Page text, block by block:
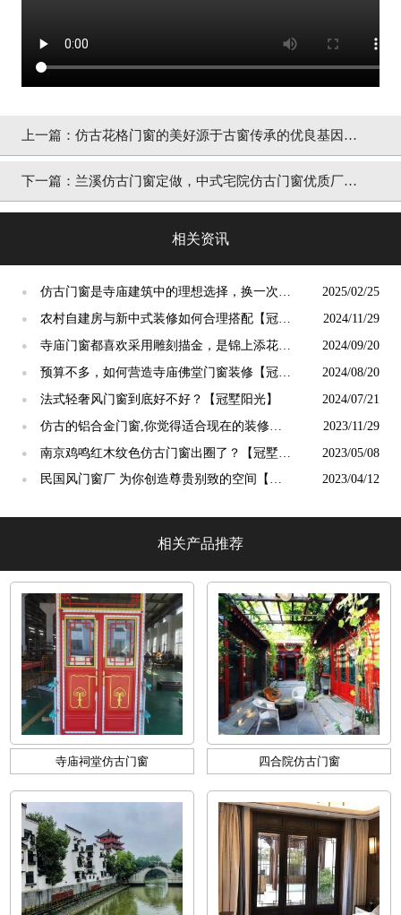
上一篇： 仿古花格门窗的美好源于古窗传承的优良基因
「冠墅阳光」
下一篇： 兰溪仿古门窗定做，中式宅院仿古门窗优质厂家
相关资讯
●
仿古门窗是寺庙建筑中的理想选择，换一次用
终生【冠墅阳光】
2025/02/25
●
农村自建房与新中式装修如何合理搭配【冠墅
阳光】
2024/11/29
●
寺庙门窗都喜欢采用雕刻描金，是锦上添花
吗？【冠墅阳光】
2024/09/20
●
预算不多，如何营造寺庙佛堂门窗装修【冠墅
阳光】
2024/08/20
● 法式轻奢风门窗到底好不好？【冠墅阳光】 2024/07/21
●
仿古的铝合金门窗,你觉得适合现在的装修吗?
【冠墅阳光】
2023/11/29
●
南京鸡鸣红木纹色仿古门窗出圈了？【冠墅阳
光】
2023/05/08
●
民国风门窗厂 为你创造尊贵别致的空间【冠
2023/04/12
相关产品推荐
寺庙祠堂仿古门窗 四合院仿古门窗